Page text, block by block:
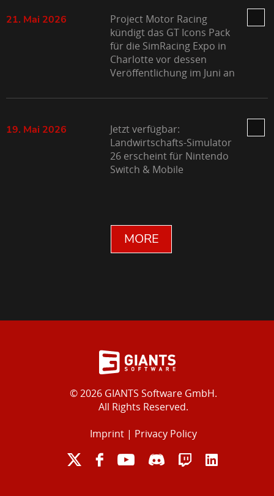
21. Mai 2026
Project Motor Racing
kündigt das GT Icons Pack
für die SimRacing Expo in
Charlotte vor dessen
Veröffentlichung im Juni an
19. Mai 2026
Jetzt verfügbar:
Landwirtschafts-Simulator
26 erscheint für Nintendo
Switch & Mobile
MORE
© 2026 GIANTS Software GmbH.
All Rights Reserved.
Imprint| Privacy Policy